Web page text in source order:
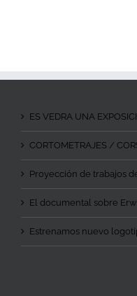
ES VEDRA UNA
CORTOMETRAJES /
Proyección de trabajos
El documental sobre
Estrenamos nuevo